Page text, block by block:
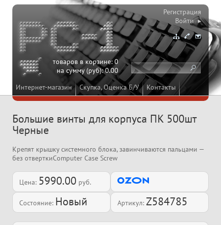
Интернет-магазин Скупка, Оценка Б/У Контакты
товаров в корзине:0
на сумму (руб):0.00
Регистрация
Войти ▸
Большие винты для корпуса ПК 500шт
Черные
Крепят крышку системного блока, завинчиваются пальцами —
без отверткиComputer Case Screw
Цена: 5990.00 руб.
Состояние: Новый Артикул: Z584785